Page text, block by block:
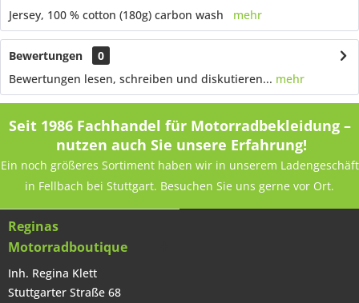
Jersey, 100 % cotton (180g) carbon wash mehr
Bewertungen
0
Bewertungen lesen, schreiben und diskutieren... mehr
Seit 1986 Fachhandel für Motorradbekleidung –
nutzen auch Sie unsere Erfahrung!
Ein noch größeres Sortiment haben wir in unserem Ladengeschäft
in Fellbach bei Stuttgart. Besuchen Sie uns gerne vor Ort.
Reginas
Motorradboutique
Inh. Regina Klett
Stuttgarter Straße 68